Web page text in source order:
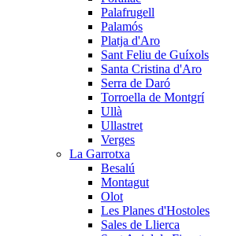
Palafrugell
Palamós
Platja d'Aro
Sant Feliu de Guíxols
Santa Cristina d'Aro
Serra de Daró
Torroella de Montgrí
Ullà
Ullastret
Verges
La Garrotxa
Besalú
Montagut
Olot
Les Planes d'Hostoles
Sales de Llierca